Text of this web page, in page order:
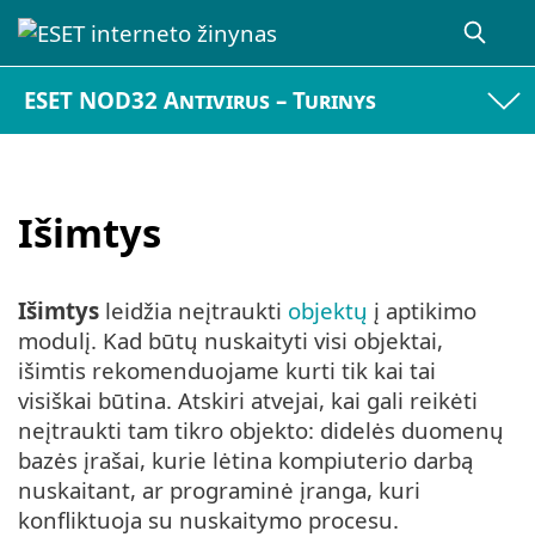
ESET NOD32 Antivirus – Turinys
Išimtys
Išimtys leidžia neįtraukti objektų į aptikimo
modulį. Kad būtų nuskaityti visi objektai,
išimtis rekomenduojame kurti tik kai tai
visiškai būtina. Atskiri atvejai, kai gali reikėti
neįtraukti tam tikro objekto: didelės duomenų
bazės įrašai, kurie lėtina kompiuterio darbą
nuskaitant, ar programinė įranga, kuri
konfliktuoja su nuskaitymo procesu.